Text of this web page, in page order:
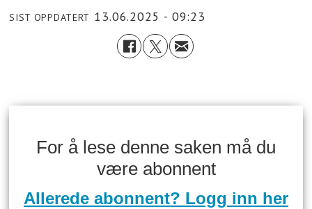
SIST OPPDATERT 13.06.2025 - 09:23
For å lese denne saken må du
være abonnent
Allerede abonnent? Logg inn her